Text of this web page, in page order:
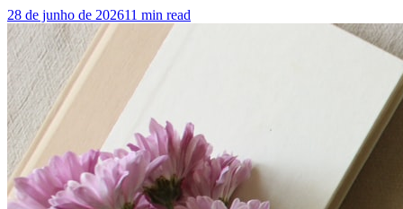
28 de junho de 202611 min read